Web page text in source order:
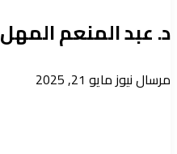
د. عبد المنعم المهل
مرسال نيوزأرسل
مايو 21, 2025